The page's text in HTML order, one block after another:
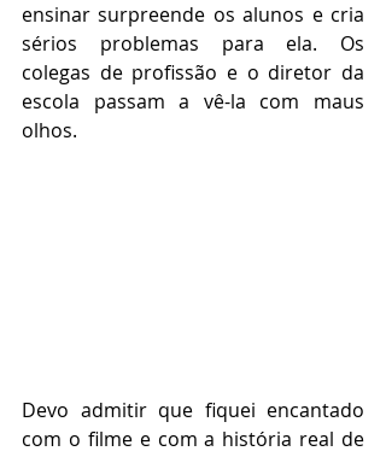
ensinar surpreende os alunos e cria
sérios problemas para ela. Os
colegas de profissão e o diretor da
escola passam a vê-la com maus
olhos.
Devo admitir que fiquei encantado
com o filme e com a história real de